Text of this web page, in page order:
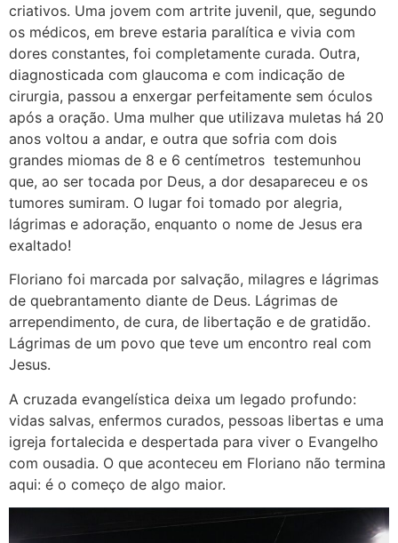
criativos. Uma jovem com artrite juvenil, que, segundo
os médicos, em breve estaria paralítica e vivia com
dores constantes, foi completamente curada. Outra,
diagnosticada com glaucoma e com indicação de
cirurgia, passou a enxergar perfeitamente sem óculos
após a oração. Uma mulher que utilizava muletas há 20
anos voltou a andar, e outra que sofria com dois
grandes miomas de 8 e 6 centímetros testemunhou
que, ao ser tocada por Deus, a dor desapareceu e os
tumores sumiram. O lugar foi tomado por alegria,
lágrimas e adoração, enquanto o nome de Jesus era
exaltado!
Floriano foi marcada por salvação, milagres e lágrimas
de quebrantamento diante de Deus. Lágrimas de
arrependimento, de cura, de libertação e de gratidão.
Lágrimas de um povo que teve um encontro real com
Jesus.
A cruzada evangelística deixa um legado profundo:
vidas salvas, enfermos curados, pessoas libertas e uma
igreja fortalecida e despertada para viver o Evangelho
com ousadia. O que aconteceu em Floriano não termina
aqui: é o começo de algo maior.